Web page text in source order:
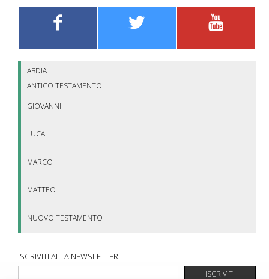
ABDIA
ANTICO TESTAMENTO
GIOVANNI
LUCA
MARCO
MATTEO
NUOVO TESTAMENTO
ISCRIVITI ALLA NEWSLETTER